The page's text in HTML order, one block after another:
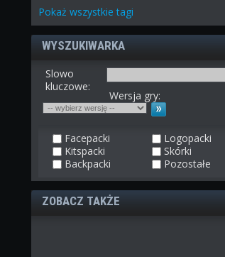
Pokaż wszystkie tagi
WYSZUKIWARKA
Slowo
kluczowe:
Wersja gry:
Facepacki
Logopacki
Kitspacki
Skórki
Backpacki
Pozostałe
ZOBACZ TAKŻE